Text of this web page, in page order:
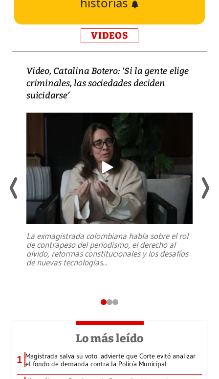
VIDEOS
Video, Catalina Botero: ‘Si la gente elige
criminales, las sociedades deciden
suicidarse’
La exmagistrada colombiana habla sobre el rol
de contrapeso del periodismo, el derecho al
olvido, reformas constitucionales y los desafíos
de nuevas tecnologías...
Lo más leído
1 Magistrada salva su voto: advierte que Corte evitó analizar
el fondo de demanda contra la Policía Municipal